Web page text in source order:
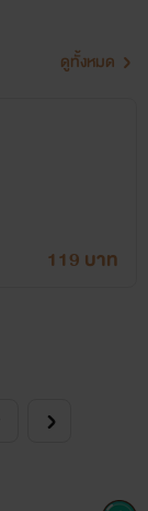
ดมันออกมาเด็ด
ไหนนักหนา
ซ้ายกระตุกวูบ
สถึงสอดตัวเข้า
ดูทั้งหมด
119 บาท